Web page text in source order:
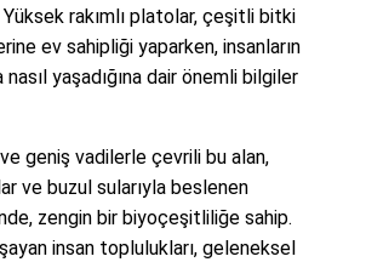
rakımlı platolar, çeşitli bitki
ev sahipliği yaparken, insanların
yaşadığına dair önemli bilgiler
geniş vadilerle çevrili bu alan,
ve buzul sularıyla beslenen
zengin bir biyoçeşitliliğe sahip.
insan toplulukları, geleneksel